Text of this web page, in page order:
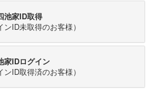
池家ID取得
ンID未取得のお客様）
家IDログイン
ンID取得済のお客様）